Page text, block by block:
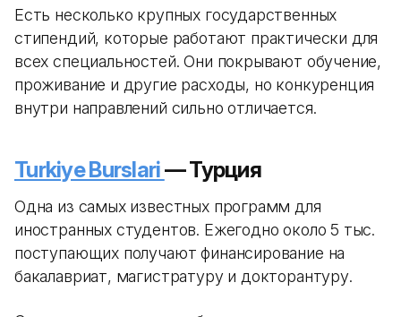
Есть несколько крупных государственных
стипендий, которые работают практически для
всех специальностей. Они покрывают обучение,
проживание и другие расходы, но конкуренция
внутри направлений сильно отличается.
Turkiye Burslari— Турция
Одна из самых известных программ для
иностранных студентов. Ежегодно около 5 тыс.
поступающих получают финансирование на
бакалавриат, магистратуру и докторантуру.